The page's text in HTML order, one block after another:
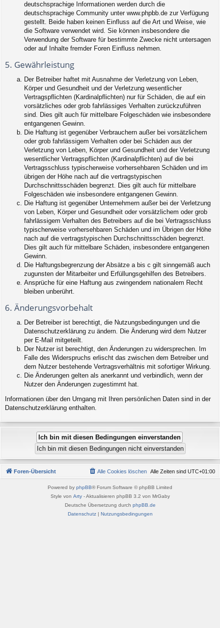
deutschsprachige Informationen werden durch die
deutschsprachige Community unter www.phpbb.de zur Verfügung
gestellt. Beide haben keinen Einfluss auf die Art und Weise, wie
die Software verwendet wird. Sie können insbesondere die
Verwendung der Software für bestimmte Zwecke nicht untersagen
oder auf Inhalte fremder Foren Einfluss nehmen.
5. Gewährleistung
Der Betreiber haftet mit Ausnahme der Verletzung von Leben,
Körper und Gesundheit und der Verletzung wesentlicher
Vertragspflichten (Kardinalpflichten) nur für Schäden, die auf ein
vorsätzliches oder grob fahrlässiges Verhalten zurückzuführen
sind. Dies gilt auch für mittelbare Folgeschäden wie insbesondere
entgangenen Gewinn.
Die Haftung ist gegenüber Verbrauchern außer bei vorsätzlichem
oder grob fahrlässigem Verhalten oder bei Schäden aus der
Verletzung von Leben, Körper und Gesundheit und der Verletzung
wesentlicher Vertragspflichten (Kardinalpflichten) auf die bei
Vertragsschluss typischerweise vorhersehbaren Schäden und im
übrigen der Höhe nach auf die vertragstypischen
Durchschnittsschäden begrenzt. Dies gilt auch für mittelbare
Folgeschäden wie insbesondere entgangenen Gewinn.
Die Haftung ist gegenüber Unternehmern außer bei der Verletzung
von Leben, Körper und Gesundheit oder vorsätzlichem oder grob
fahrlässigem Verhalten des Betreibers auf die bei Vertragsschluss
typischerweise vorhersehbaren Schäden und im Übrigen der Höhe
nach auf die vertragstypischen Durchschnittsschäden begrenzt.
Dies gilt auch für mittelbare Schäden, insbesondere entgangenen
Gewinn.
Die Haftungsbegrenzung der Absätze a bis c gilt sinngemäß auch
zugunsten der Mitarbeiter und Erfüllungsgehilfen des Betreibers.
Ansprüche für eine Haftung aus zwingendem nationalem Recht
bleiben unberührt.
6. Änderungsvorbehalt
Der Betreiber ist berechtigt, die Nutzungsbedingungen und die
Datenschutzerklärung zu ändern. Die Änderung wird dem Nutzer
per E-Mail mitgeteilt.
Der Nutzer ist berechtigt, den Änderungen zu widersprechen. Im
Falle des Widerspruchs erlischt das zwischen dem Betreiber und
dem Nutzer bestehende Vertragsverhältnis mit sofortiger Wirkung.
Die Änderungen gelten als anerkannt und verbindlich, wenn der
Nutzer den Änderungen zugestimmt hat.
Informationen über den Umgang mit Ihren persönlichen Daten sind in der
Datenschutzerklärung enthalten.
Foren-Übersicht Alle Zeiten sind UTC+01:00
Alle Cookies löschen
Powered by phpBB® Forum Software © phpBB Limited
Style von Arty- Aktualisieren phpBB 3.2 von MrGaby
Deutsche Übersetzung durch phpBB.de
Datenschutz| Nutzungsbedingungen